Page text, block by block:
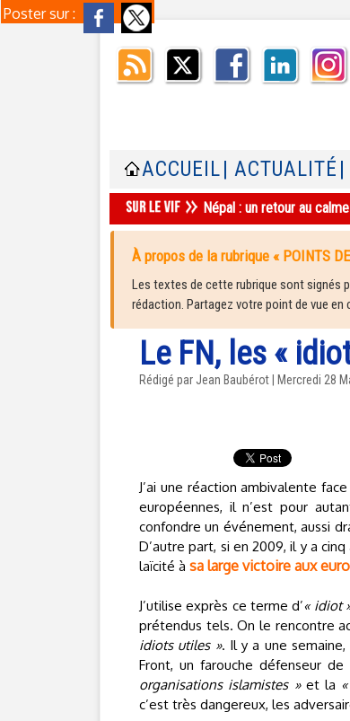
Poster sur :
ACCUEIL | ACTUALITÉ
Népal : un retour au
À propos de la rubrique « POINTS
Les textes de cette rubrique sont signés
rédaction. Partagez votre point de vue
Le FN, les «
Rédigé par Jean Baubérot | Mercredi 28
J’ai une réaction ambivalente face
européennes, il n’est pour
confondre un événement, aussi
D’autre part, si en 2009, il y a
laïcité à sa large victoire aux
J’utilise exprès ce terme d’« idiot
prétendus tels. On le rencontre
idiots utiles ». Il y a une
Front, un farouche défenseur
organisations islamistes »et la
c’est très dangereux, les